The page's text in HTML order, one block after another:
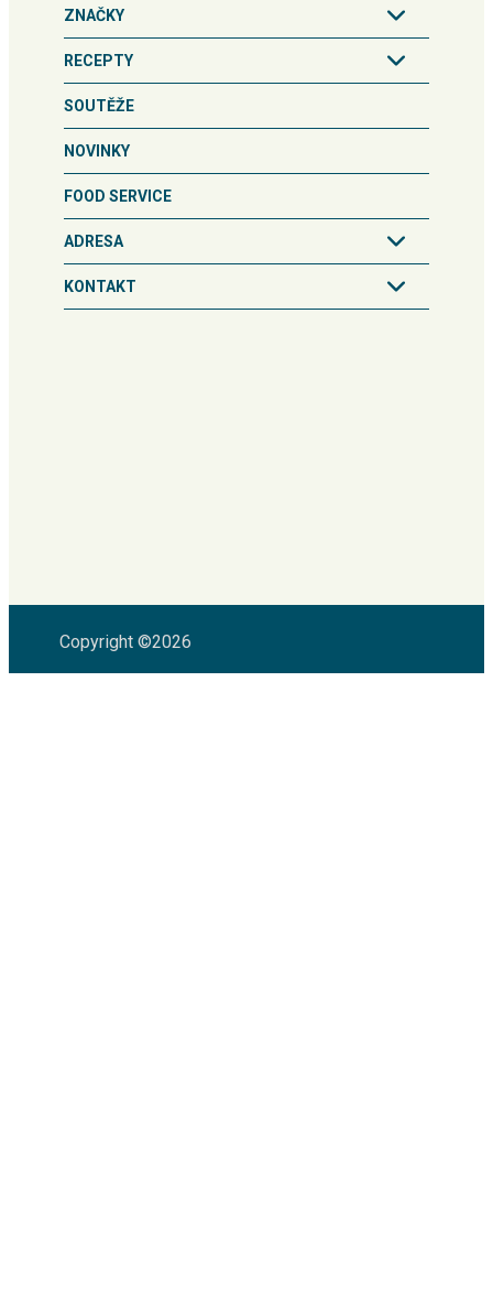
ZNAČKY
RECEPTY
SOUTĚŽE
NOVINKY
FOOD SERVICE
ADRESA
KONTAKT
Copyright ©2026